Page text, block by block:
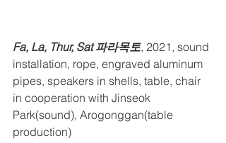
Fa, La, Thur, Sat 파라목토, 2021, sound
installation, rope, engraved aluminum
pipes, speakers in shells, table, chair
in cooperation with Jinseok
Park(sound), Arogonggan(table
production)